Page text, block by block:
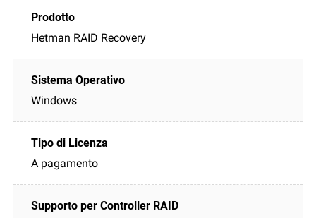
Hetman RAID Recovery
Windows
A pagamento